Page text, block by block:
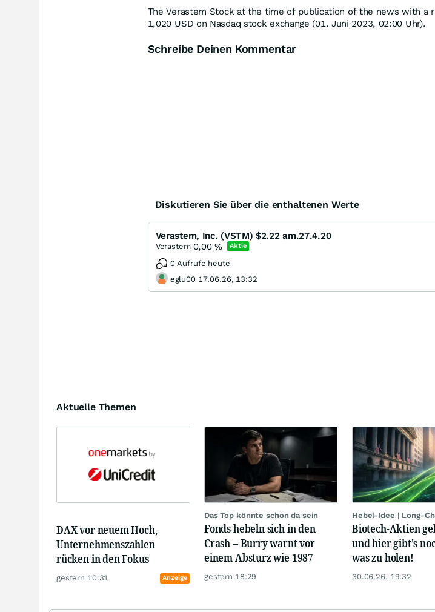
The Verastem Stock at the time of publication of the news with a
1,020 USD on Nasdaq stock exchange (01. Juni 2023, 02:00 Uhr).
Schreibe Deinen Kommentar
Diskutieren Sie über die enthaltenen Werte
Verastem, Inc. (VSTM) $2.22 am.27.4.20
Verastem 0,00% Aktie
0 Aufrufe heute
eglu00 17.06.26, 13:32
Aktuelle Themen
DAX vor neuem Hoch,
Unternehmenszahlen
rücken in den Fokus
gestern 10:31 Anzeige
Das Top könnte schon da sein
Fonds hebeln sich in den
Crash – Burry warnt vor
einem Absturz wie 1987
gestern 18:29
Hebel-Idee | Long-
Biotech-Aktien
und hier gibt's
was zu holen!
30.06.26, 19:32